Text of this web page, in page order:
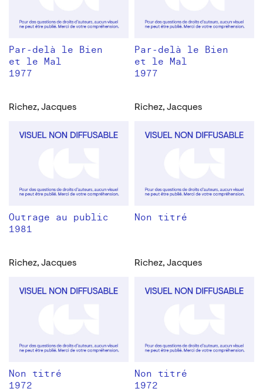
Par-delà le Bien
et le Mal
1977
Par-delà le Bien
et le Mal
1977
Richez, Jacques
Outrage au public
1981
Richez, Jacques
Non titré
Richez, Jacques
Non titré
1972
Richez, Jacques
Non titré
1972